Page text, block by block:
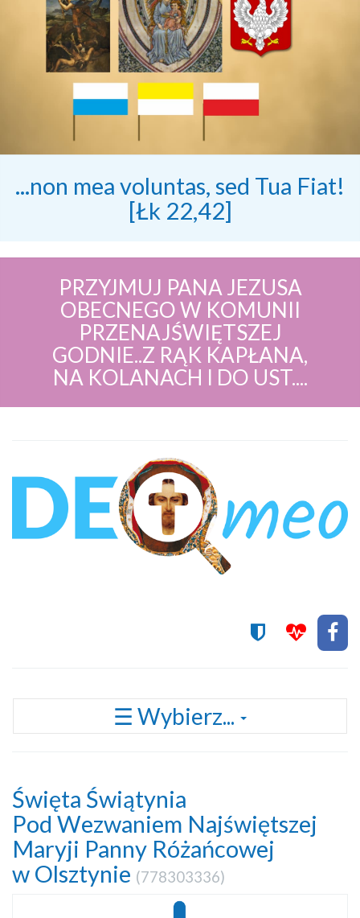
...non mea voluntas, sed Tua Fiat!
[Łk 22,42]
PRZYJMUJ PANA JEZUSA
OBECNEGO W KOMUNII
PRZENAJŚWIĘTSZEJ
GODNIE..Z RĄK KAPŁANA,
NA KOLANACH I DO UST....
Przełącz
☰ Wybierz...
Święta Świątynia
Pod Wezwaniem Najświętszej
Maryji Panny Różańcowej
w Olsztynie (778303336)